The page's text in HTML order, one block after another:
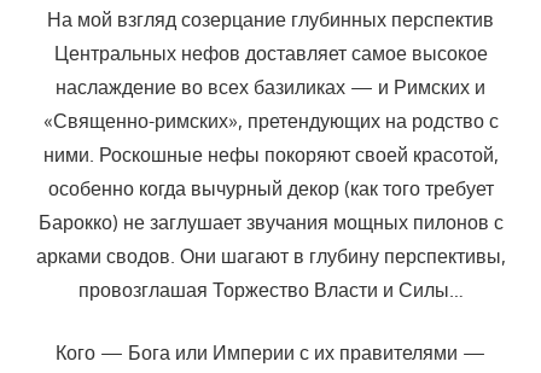
На мой взгляд созерцание глубинных перспектив
Центральных нефов доставляет самое высокое
наслаждение во всех базиликах — и Римских и
«Священно-римских», претендующих на родство с
ними. Роскошные нефы покоряют своей красотой,
особенно когда вычурный декор (как того требует
Барокко) не заглушает звучания мощных пилонов с
арками сводов. Они шагают в глубину перспективы,
провозглашая Торжество Власти и Силы…
Кого — Бога или Империи с их правителями —